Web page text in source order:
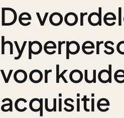
De
voor
acquisitie